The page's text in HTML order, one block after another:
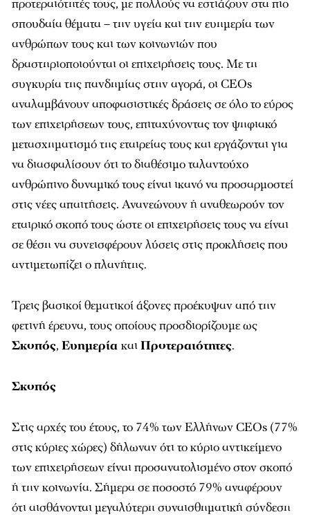
προτεραιότητές τους, με πολλούς να εστιάζουν στα πιο
σπουδαία θέματα – την υγεία και την ευημερία των
ανθρώπων τους και των κοινωνιών που
δραστηριοποιούνται οι επιχειρήσεις τους. Με τη
συγκυρία της πανδημίας στην αγορά, οι CEOs
αναλαμβάνουν αποφασιστικές δράσεις σε όλο το εύρος
των επιχειρήσεων τους, επιταχύνοντας τον ψηφιακό
μετασχηματισμό της εταιρείας τους και εργάζονται για
να διασφαλίσουν ότι το διαθέσιμο ταλαντούχο
ανθρώπινο δυναμικό τους είναι ικανό να προσαρμοστεί
στις νέες απαιτήσεις. Ανανεώνουν ή αναθεωρούν τον
εταιρικό σκοπό τους ώστε οι επιχειρήσεις τους να είναι
σε θέση να συνεισφέρουν λύσεις στις προκλήσεις που
αντιμετωπίζει ο πλανήτης.
Τρεις βασικοί θεματικοί άξονες προέκυψαν από την
φετινή έρευνα, τους οποίους προσδιορίζουμε ως
Σκοπός, Ευημερία καιΠροτεραιότητες.
Σκοπός
Στις αρχές του έτους, το 74% των Ελλήνων CEOs (77%
στις κύριες χώρες) δήλωναν ότι το κύριο αντικείμενο
των επιχειρήσεων είναι προσανατολισμένο στον σκοπό
ή την κοινωνία. Σήμερα σε ποσοστό 79% αναφέρουν
ότι αισθάνονται μεγαλύτερη συναισθηματική σύνδεση